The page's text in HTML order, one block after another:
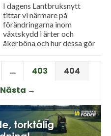
I dagens Lantbruksnytt
tittar vi närmare på
förändringarna inom
växtskydd i ärter och
åkerböna och hur dessa gör
kan vara ett vettigt
alternativ även för den
konventionella...
… 403
404
Nästa →